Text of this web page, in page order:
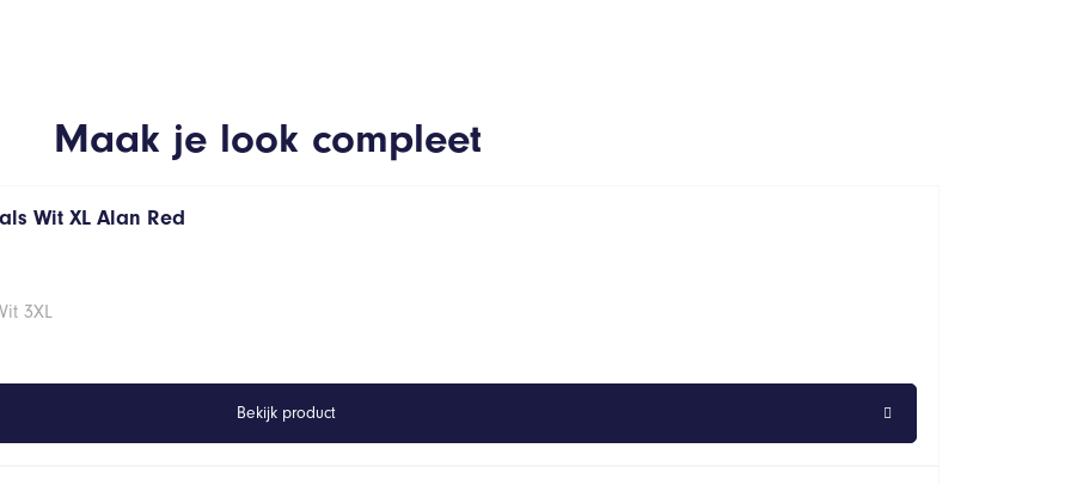
Maak je look compleet
Wit XL Alan Red
3XL
Bekijk product